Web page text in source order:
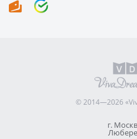
© 2014—2026
г.